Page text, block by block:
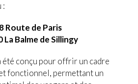
:
Route de Paris
La Balme de Sillingy
été conçu pour offrir un cadre
fonctionnel, permettant un